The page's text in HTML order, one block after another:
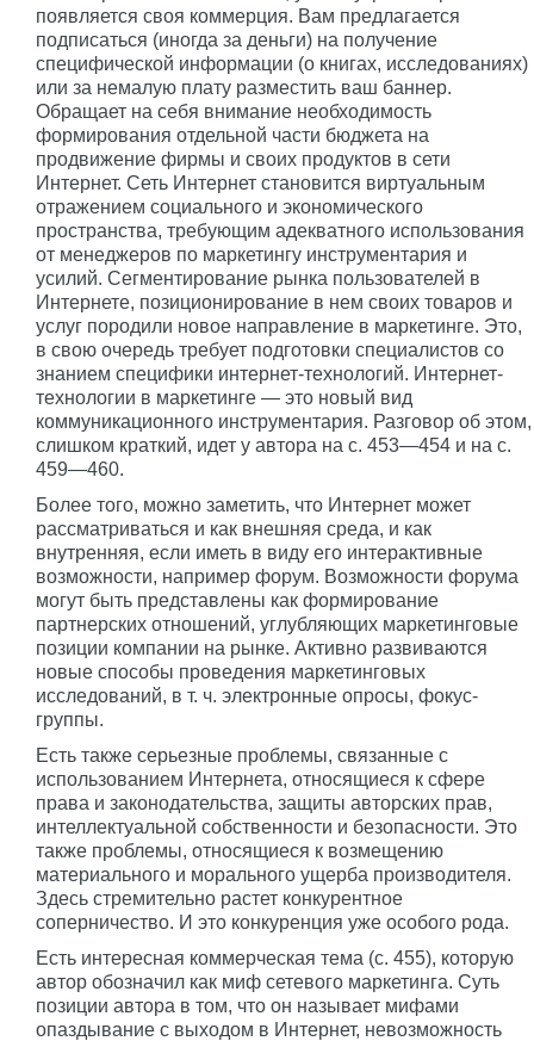
появляется своя коммерция. Вам предлагается
подписаться (иногда за деньги) на получение
специфической информации (о книгах, исследованиях)
или за немалую плату разместить ваш баннер.
Обращает на себя внимание необходимость
формирования отдельной части бюджета на
продвижение фирмы и своих продуктов в сети
Интернет. Сеть Интернет становится виртуальным
отражением социального и экономического
пространства, требующим адекватного использования
от менеджеров по маркетингу инструментария и
усилий. Сегментирование рынка пользователей в
Интернете, позиционирование в нем своих товаров и
услуг породили новое направление в маркетинге. Это,
в свою очередь требует подготовки специалистов со
знанием специфики интернет-технологий. Интернет-
технологии в маркетинге — это новый вид
коммуникационного инструментария. Разговор об этом,
слишком краткий, идет у автора на с. 453—454 и на с.
459—460.
Более того, можно заметить, что Интернет может
рассматриваться и как внешняя среда, и как
внутренняя, если иметь в виду его интерактивные
возможности, например форум. Возможности форума
могут быть представлены как формирование
партнерских отношений, углубляющих маркетинговые
позиции компании на рынке. Активно развиваются
новые способы проведения маркетинговых
исследований, в т. ч. электронные опросы, фокус-
группы.
Есть также серьезные проблемы, связанные с
использованием Интернета, относящиеся к сфере
права и законодательства, защиты авторских прав,
интеллектуальной собственности и безопасности. Это
также проблемы, относящиеся к возмещению
материального и морального ущерба производителя.
Здесь стремительно растет конкурентное
соперничество. И это конкуренция уже особого рода.
Есть интересная коммерческая тема (с. 455), которую
автор обозначил как миф сетевого маркетинга. Суть
позиции автора в том, что он называет мифами
опаздывание с выходом в Интернет, невозможность